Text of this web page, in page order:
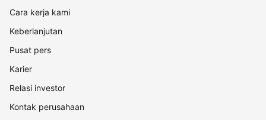
Cara kerja kami
Keberlanjutan
Pusat pers
Karier
Relasi investor
Kontak perusahaan